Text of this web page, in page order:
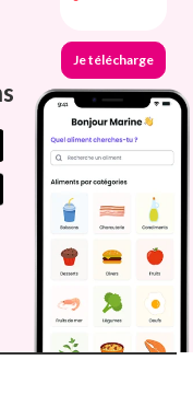
Je télécharge